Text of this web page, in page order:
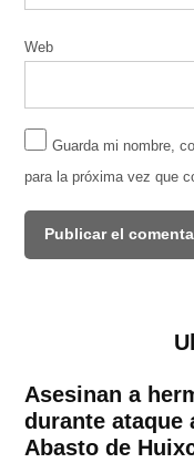
Web
Guarda mi nombre,
para la próxima vez que
Asesinan a
durante ataque
Abasto de